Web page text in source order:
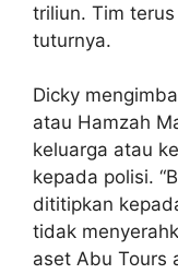
triliun. Tim terus
tuturnya.
Dicky
atau Hamzah
keluarga atau
kepada polisi.
dititipkan
tidak
aset Abu Tours